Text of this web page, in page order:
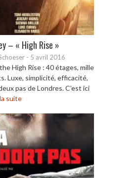
– « High Rise »
- 5 avril 2016
High Rise : 40 étages, mille
Luxe, simplicité, efficacité,
pas de Londres. C’est ici
suite